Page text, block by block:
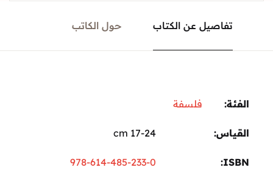
تفاصيل عن الكتاب حول الكاتب
الفئة: فلسفة
القياس 17-24 cm
ISBN
978-614-485-233-0